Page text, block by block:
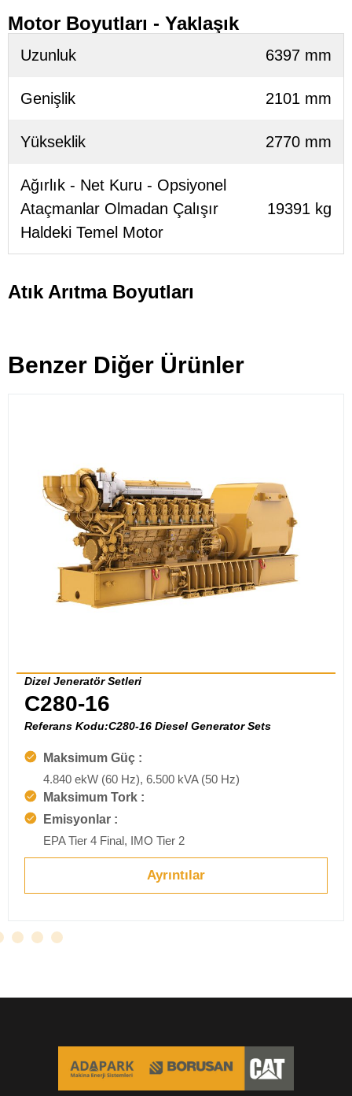
Motor Boyutları - Yaklaşık
Uzunluk 6397 mm
Genişlik 2101 mm
Yükseklik 2770 mm
Ağırlık - Net Kuru - Opsiyonel
Ataçmanlar Olmadan Çalışır
Haldeki Temel Motor
19391 kg
Atık Arıtma Boyutları
Benzer Diğer Ürünler
Dizel Jeneratör Setleri
C280-16
Referans Kodu:C280-16 Diesel Generator Sets
Maksimum Güç :
4.840 ekW (60 Hz), 6.500 kVA (50 Hz)
Maksimum Tork :
Emisyonlar :
EPA Tier 4 Final, IMO Tier 2
Ayrıntılar